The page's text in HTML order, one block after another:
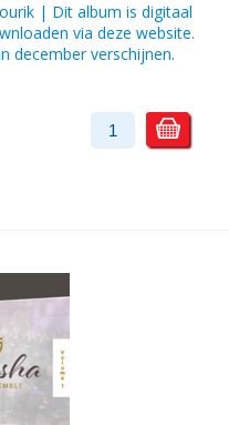
| Dit album is digitaal
via deze website.
december verschijnen.